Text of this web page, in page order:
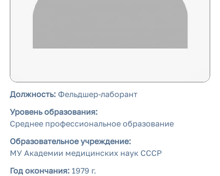
Должность: Фельдшер-лаборант
Уровень образования:
Среднее профессиональное образование
Образовательное учреждение:
МУ Академии медицинских наук СССР
Год окончания: 1979 г.